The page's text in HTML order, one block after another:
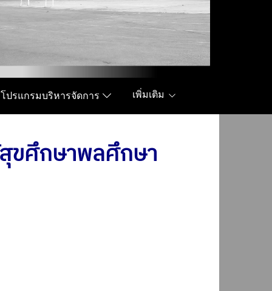
โปรแกรมบริหารจัดการ เพิ่มเติม
ขศึกษาพลศึกษา